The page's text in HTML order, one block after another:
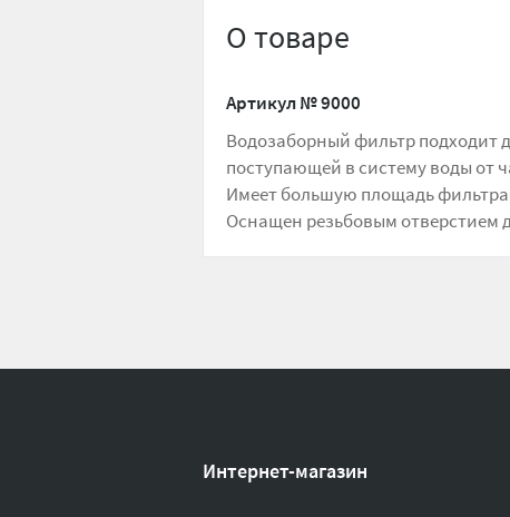
О товаре
Артикул №9000
Водозаборный фильтр подходит
поступающей в систему воды от
Имеет большую площадь
Оснащен резьбовым отверстием
Интернет-магазин